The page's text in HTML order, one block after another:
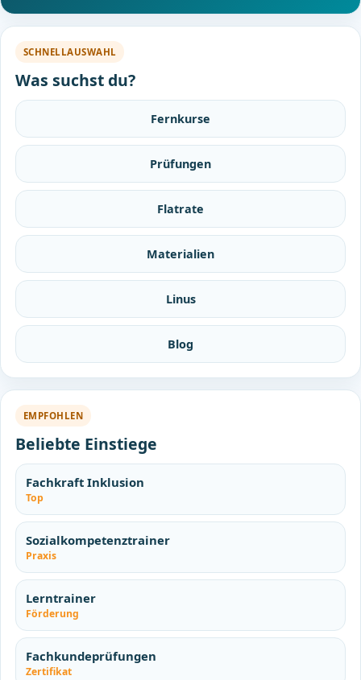
SCHNELLAUSWAHL
Was suchst du?
Fernkurse
Prüfungen
Flatrate
Materialien
Linus
Blog
EMPFOHLEN
Beliebte Einstiege
Fachkraft Inklusion
Top
Sozialkompetenztrainer
Praxis
Lerntrainer
Förderung
Fachkundeprüfungen
Zertifikat